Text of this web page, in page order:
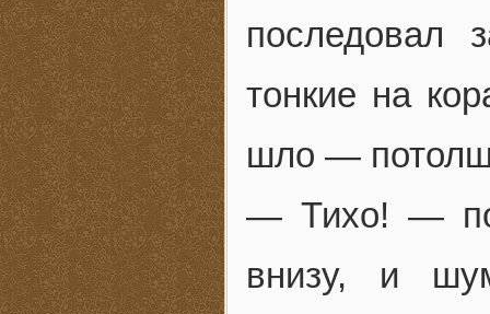
последовал
тонкие на
шло —
— Тихо! —
внизу, и